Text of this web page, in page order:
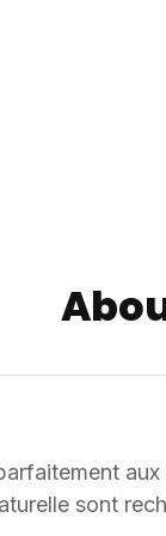
sont